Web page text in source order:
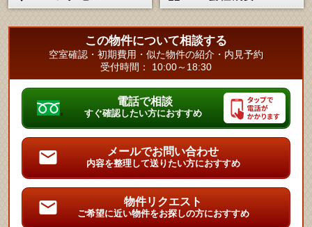
この物件について相談する
空室確認・初期費用・似た物件の紹介・内見予約
受付時間： 10:00～18:30
電話で相談
すぐ確認したい方におすすめ
メールでお問い合わせ
内容を整理して送りたい方におすすめ
物件リクエスト
ご希望に近い物件をお探しの方におすすめ